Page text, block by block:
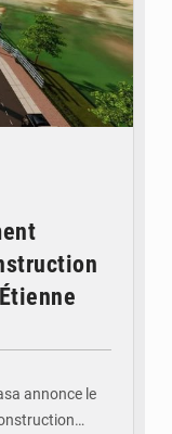
annonce le